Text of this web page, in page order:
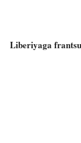
Liberiyaga